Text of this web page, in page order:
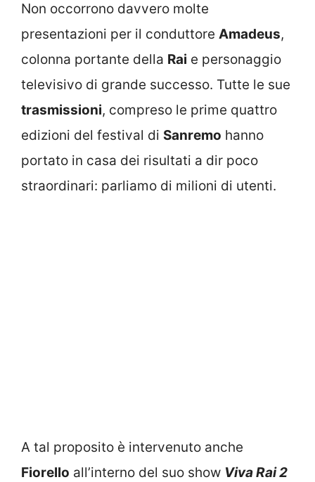
Non occorrono davvero molte
presentazioni per il conduttore Amadeus,
colonna portante della Rai e personaggio
televisivo di grande successo. Tutte le sue
trasmissioni, compreso le prime quattro
edizioni del festival di Sanremo hanno
portato in casa dei risultati a dir poco
straordinari: parliamo di milioni di utenti.
A tal proposito è intervenuto anche
Fiorello all’interno del suo show Viva Rai 2